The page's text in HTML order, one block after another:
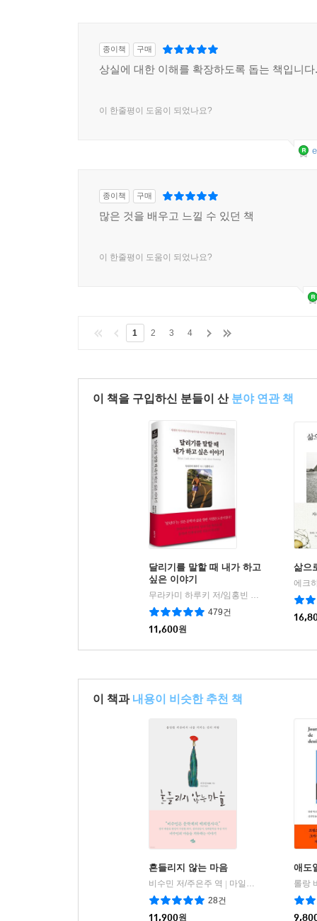
종이책 구매
상실에 대한 이해를 확장하도록 돕는 책입니다.
이 한줄평이 도움이 되었나요?
종이책 구매
많은 것을 배우고 느낄 수 있던 책
이 한줄평이 도움이 되었나요?
1 2 3 4
이 책을 구입하신 분들이 산 분야 연관 책
달리기를 말할 때 내가 하고
싶은 이야기
문학사상
479건
11,600원
삶으
이 책과 내용이 비슷한 추천 책
흔들리지 않는 마음
비수민 저/주은주 역 | 마일스톤
28건
11,900원
애도
롤랑